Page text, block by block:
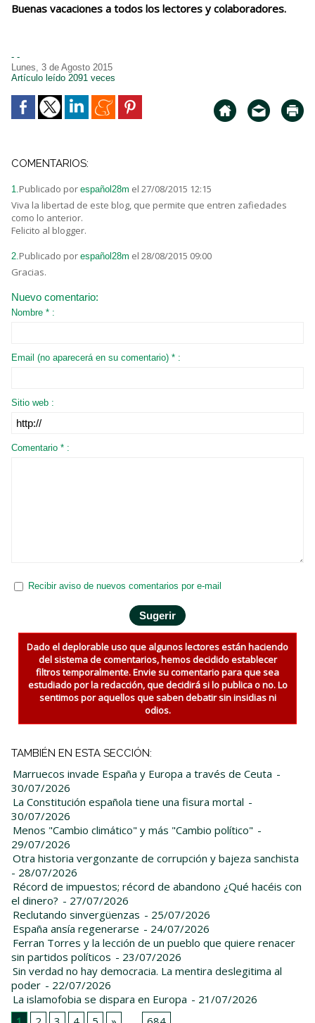
Buenas vacaciones a todos los lectores y colaboradores.
- -
Lunes, 3 de Agosto 2015
Artículo leído 2091 veces
COMENTARIOS:
1.Publicado por español28m el 27/08/2015 12:15
Viva la libertad de este blog, que permite que entren zafiedades
como lo anterior.
Felicito al blogger.
2.Publicado por español28m el 28/08/2015 09:00
Gracias.
Nuevo comentario:
Nombre * :
Email (no aparecerá en su comentario) * :
Sitio web :
Comentario * :
Recibir aviso de nuevos comentarios por e-mail
Dado el deplorable uso que algunos lectores están haciendo
del sistema de comentarios, hemos decidido establecer
filtros temporalmente. Envie su comentario para que sea
estudiado por la redacción, que decidirá si lo publica o no. Lo
sentimos por aquellos que saben debatir sin insidias ni
odios.
TAMBIÉN EN ESTA SECCIÓN:
Marruecos invade España y Europa a través de Ceuta -
30/07/2026
La Constitución española tiene una fisura mortal -
30/07/2026
Menos "Cambio climático" y más "Cambio político" -
29/07/2026
Otra historia vergonzante de corrupción y bajeza sanchista
- 28/07/2026
Récord de impuestos; récord de abandono ¿Qué hacéis con
el dinero? - 27/07/2026
Reclutando sinvergüenzas - 25/07/2026
España ansía regenerarse - 24/07/2026
Ferran Torres y la lección de un pueblo que quiere renacer
sin partidos políticos - 23/07/2026
Sin verdad no hay democracia. La mentira deslegitima al
poder - 22/07/2026
La islamofobia se dispara en Europa - 21/07/2026